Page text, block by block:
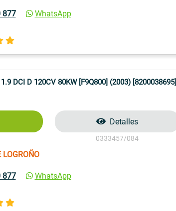
877
WhatsApp
DCI D 120CV 80KW [F9Q800] (2003) [8200038695]
Detalles
0333457/084
LOGROÑO
877
WhatsApp